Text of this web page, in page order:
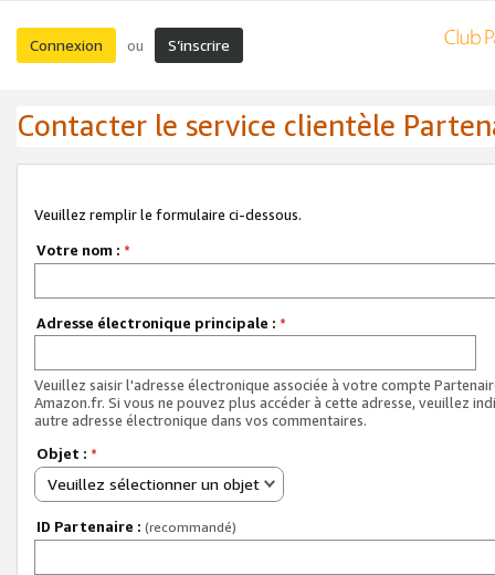
Connexion ou S’inscrire
Contacter le service clientèle
Veuillez remplir le formulaire ci-dessous.
Votre nom : *
Adresse électronique principale : *
Veuillez saisir l'adresse électronique associée à votre compte
Amazon.fr. Si vous ne pouvez plus accéder à cette adresse, veuillez
autre adresse électronique dans vos commentaires.
Objet : *
Veuillez sélectionner un objet
ID Partenaire : (recommandé)